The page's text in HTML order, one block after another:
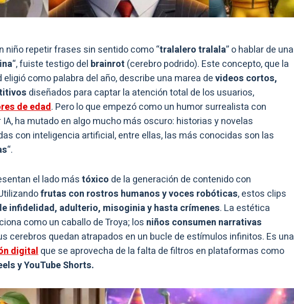
niño repetir frases sin sentido como “tralalero tralala” o hablar de una
“, fuiste testigo del brainrot (cerebro podrido). Este concepto, que la
eligió como palabra del año, describe una marea devideos cortos,
diseñados para captar la atención total de los usuarios,
de edad. Pero lo que empezó como un humor surrealista con
ha mutado en algo mucho más oscuro: historias y novelas
con inteligencia artificial, entre ellas, las más conocidas son las
“.
el lado mástóxico de la generación de contenido con
frutas con rostros humanos y voces robóticas, estos clips
infidelidad, adulterio, misoginia y hasta crímenes. La estética
como un caballo de Troya; los niños consumen narrativas
cerebros quedan atrapados en un bucle de estímulos infinitos. Es una
digitalque se aprovecha de la falta de filtros en plataformas como
y YouTube Shorts.